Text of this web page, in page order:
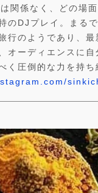
関係なく、どの場
のDJプレイ。まる
行のようであり、
オーディエンスに自
く圧倒的な力を持ち